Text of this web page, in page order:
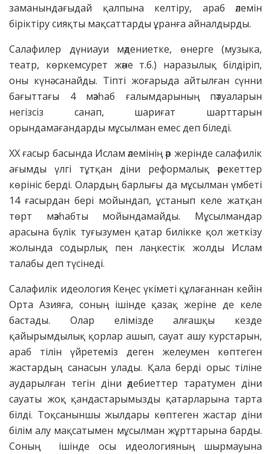
заманындағыдай қалпына келтіру, араб әлемін
біріктіру сияқты мақсаттарды ұранға айналдырды.
Салафилер дүниауи мәдениетке, өнерге (музыка,
театр, көркемсурет және т.б.) наразылық білдіріп,
оны күнә санайды. Тіпті жоғарыда айтылған сүнни
бағыттағы 4 мәзһаб ғалымдарының пәтуаларын
негізсіз санап, шариғат шарттарын
орындамағандарды мұсылман емес деп біледі.
ХХ ғасыр басында Ислам әлемінің әр жерінде салафилік
ағымды үлгі тұтқан діни реформалық әрекеттер
көрініс берді. Олардың барлығы да мұсылман үмбеті
14 ғасырдан бері мойындап, ұстанып келе жатқан
төрт мәзһабты мойындамайды. Мұсылмандар
арасына бүлік туғызумен қатар билікке қол жеткізу
жолында содырлық пен лаңкестік жолды Ислам
талабы деп түсінеді.
Салафилік идеология Кеңес үкіметі құлағаннан кейін
Орта Азияға, соның ішінде қазақ жеріне де келе
бастады. Олар елімізде алғашқы кезде
қайырымдылық қорлар ашып, сауат ашу курстарын,
араб тілін үйретеміз деген желеумен көптеген
жастардың санасын улады. Қала берді орыс тіліне
аударылған тегін діни әдебиеттер таратумен діни
сауаты жоқ қандастарымызды қатарларына тарта
білді. Тоқсаныншы жылдары көптеген жастар діни
білім алу мақсатымен мұсылман жұрттарына барды.
Соның ішінде осы идеологияның шырмауына